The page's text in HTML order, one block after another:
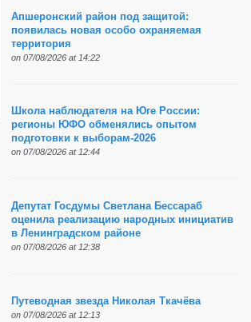
Апшеронский район под защитой:
появилась новая особо охраняемая
территория
on 07/08/2026 at 14:22
Школа наблюдателя на Юге России:
регионы ЮФО обменялись опытом
подготовки к выборам-2026
on 07/08/2026 at 12:44
Депутат Госдумы Светлана Бессараб
оценила реализацию народных инициатив
в Ленинградском районе
on 07/08/2026 at 12:38
Путеводная звезда Николая Ткачёва
on 07/08/2026 at 12:13